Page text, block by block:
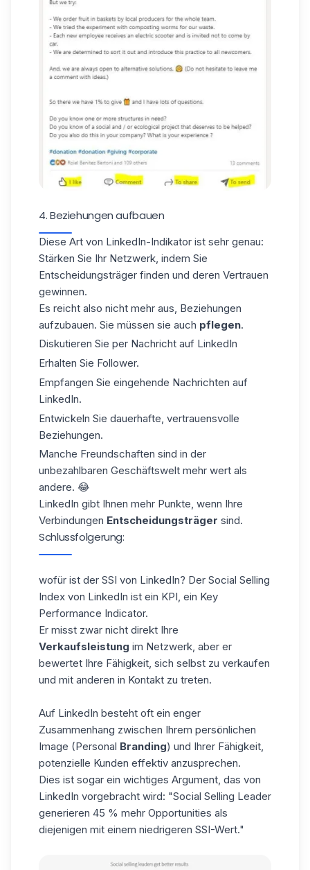
4. Beziehungen aufbauen
Diese Art von LinkedIn-Indikator ist sehr genau:
Stärken Sie Ihr Netzwerk, indem Sie
Entscheidungsträger finden und deren Vertrauen
gewinnen.
Es reicht also nicht mehr aus, Beziehungen
aufzubauen. Sie müssen sie auch pflegen.
Diskutieren Sie per Nachricht auf LinkedIn
Erhalten Sie Follower.
Empfangen Sie eingehende Nachrichten auf
LinkedIn.
Entwickeln Sie dauerhafte, vertrauensvolle
Beziehungen.
Manche Freundschaften sind in der
unbezahlbaren Geschäftswelt mehr wert als
andere. 😂
LinkedIn gibt Ihnen mehr Punkte, wenn Ihre
Verbindungen Entscheidungsträger sind.
Schlussfolgerung:
wofür ist der SSI von LinkedIn? Der Social Selling
Index von LinkedIn ist ein KPI, ein Key
Performance Indicator.
Er misst zwar nicht direkt Ihre
Verkaufsleistung im Netzwerk, aber er
bewertet Ihre Fähigkeit, sich selbst zu verkaufen
und mit anderen in Kontakt zu treten.
Auf LinkedIn besteht oft ein enger
Zusammenhang zwischen Ihrem persönlichen
Image (Personal Branding) und Ihrer Fähigkeit,
potenzielle Kunden effektiv anzusprechen.
Dies ist sogar ein wichtiges Argument, das von
LinkedIn vorgebracht wird: "Social Selling Leader
generieren 45 % mehr Opportunities als
diejenigen mit einem niedrigeren SSI-Wert."